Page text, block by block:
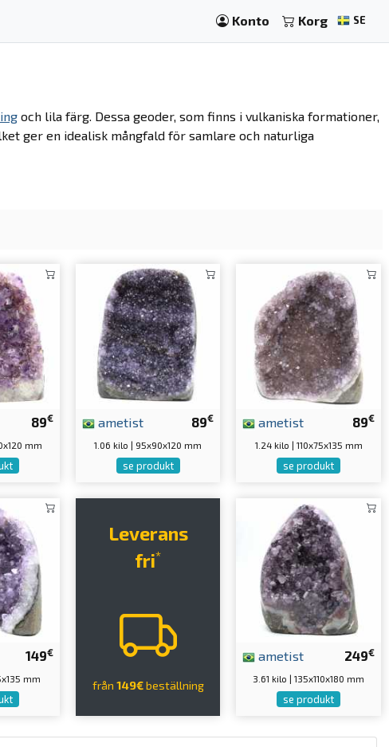
Konto Korg SE
och lila färg. Dessa geoder, som finns i vulkaniska formationer,
ger en idealisk mångfald för samlare och naturliga
89€
mm
89€
ametist
1.06 kilo | 95x90x120 mm
se produkt
89€
ametist
1.24 kilo | 110x75x135 mm
se produkt
149€
mm
Leverans
fri*
från 149€beställning
249€
ametist
3.61 kilo | 135x110x180 mm
se produkt